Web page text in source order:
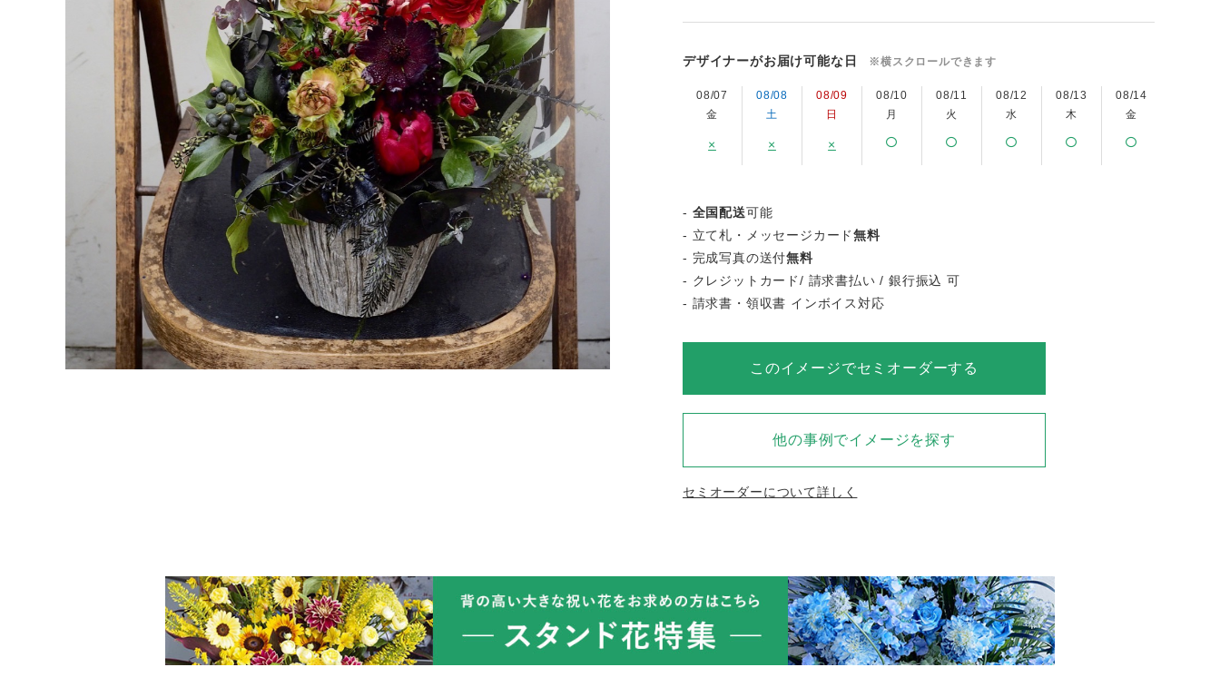
デザイナーがお届け可能な日 ※横スクロールできます
08/07
金
×
08/08
土
×
08/09
日
×
08/10
月
08/11
火
08/12
水
08/13
木
08/14
金
- 全国配送可能
- 立て札・メッセージカード無料
- 完成写真の送付無料
- クレジットカード/ 請求書払い / 銀行振込 可
- 請求書・領収書 インボイス対応
このイメージでセミオーダーする
他の事例でイメージを探す
セミオーダーについて詳しく